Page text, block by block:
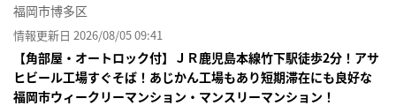
福岡市博多区
情報更新日 2026/08/05 09:41
【角部屋・オートロック付】ＪＲ鹿児島本線竹下駅徒歩2分！アサ
ヒビール工場すぐそば！あじかん工場もあり短期滞在にも良好な
福岡市ウィークリーマンション・マンスリーマンション！